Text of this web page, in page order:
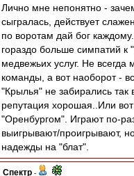
Лично мне непонятно -
сыгралась, действует
по воротам дай бог
гораздо больше симпатий к
медвежьих услуг. Не всегда
команды, а вот наоборот -
"Крылья" не забирались так
репутация хорошая..Или
"Оренбургом". Играют по-
выигрывают/проигрывают,
надежды на "блат".
Спектр -